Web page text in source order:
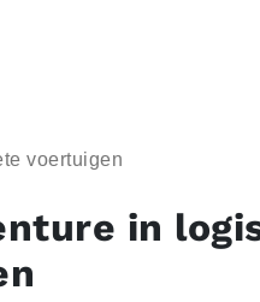
voertuigen
in